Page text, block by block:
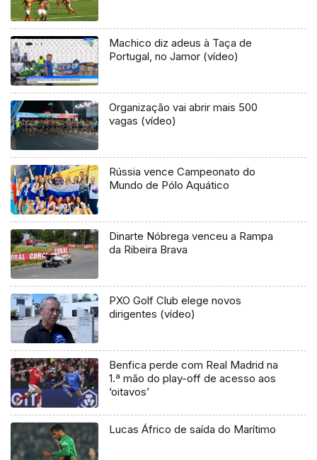
Machico diz adeus à Taça de
Portugal, no Jamor (vídeo)
Organização vai abrir mais 500
vagas (vídeo)
Rússia vence Campeonato do
Mundo de Pólo Aquático
Dinarte Nóbrega venceu a Rampa
da Ribeira Brava
PXO Golf Club elege novos
dirigentes (vídeo)
Benfica perde com Real Madrid na
1.ª mão do play-off de acesso aos
‘oitavos’
Lucas Áfrico de saída do Marítimo